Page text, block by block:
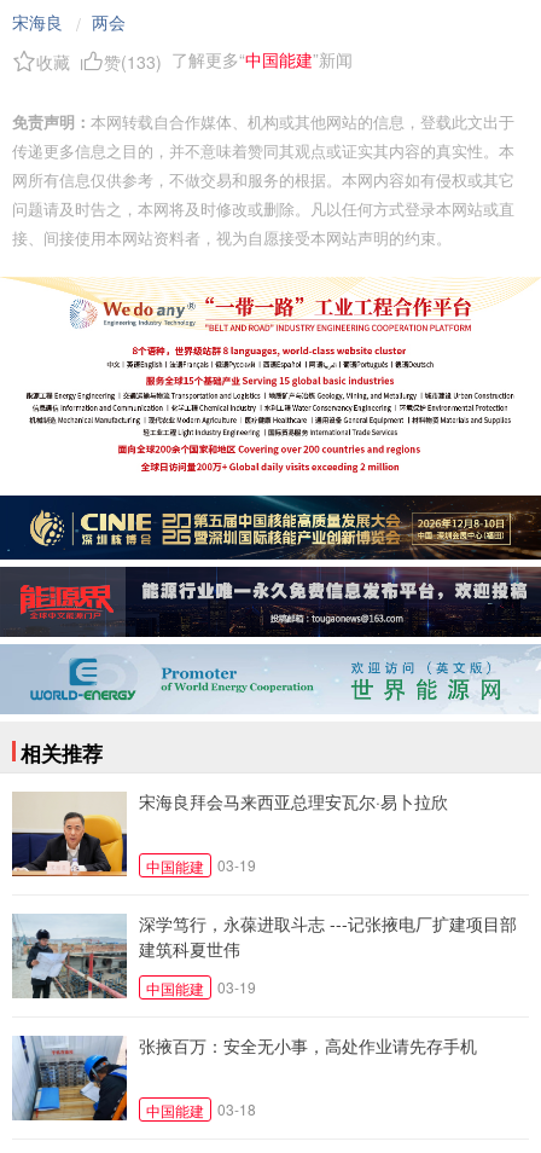
宋海良 / 两会
收藏
赞(133) 了解更多“中国能建”新闻
免责声明： 本网转载自合作媒体、机构或其他网站的信息，登载此文出于
传递更多信息之目的，并不意味着赞同其观点或证实其内容的真实性。本
网所有信息仅供参考，不做交易和服务的根据。本网内容如有侵权或其它
问题请及时告之，本网将及时修改或删除。凡以任何方式登录本网站或直
接、间接使用本网站资料者，视为自愿接受本网站声明的约束。
相关推荐
宋海良拜会马来西亚总理安瓦尔·易卜拉欣
中国能建 03-19
深学笃行，永葆进取斗志 ---记张掖电厂扩建项目部
建筑科夏世伟
中国能建 03-19
张掖百万：安全无小事，高处作业请先存手机
中国能建 03-18